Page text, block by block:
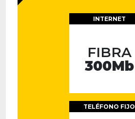
INTERNET
FIBRA
300Mb
TELÉFONO FIJO